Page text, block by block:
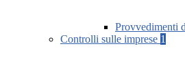
Provvedimenti
Controlli sulle imprese 1